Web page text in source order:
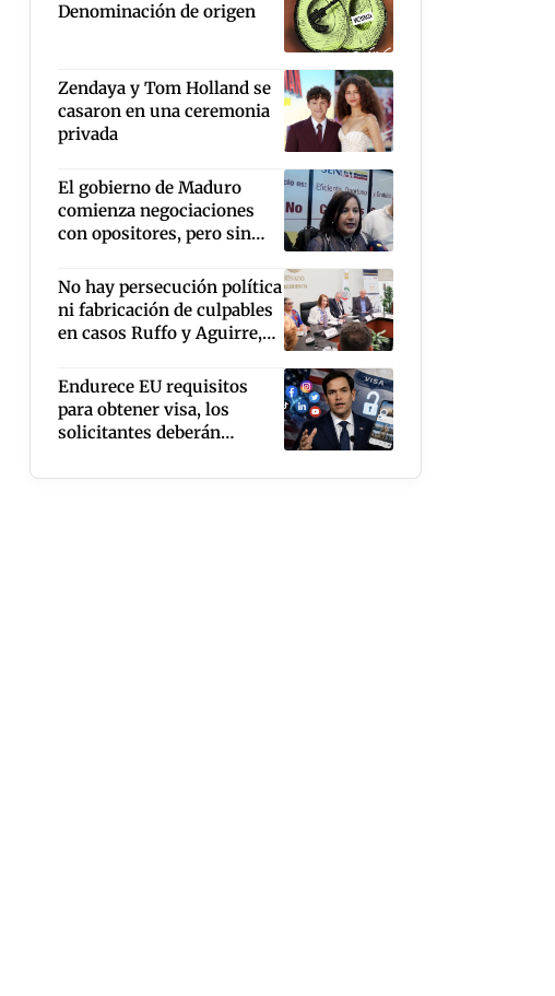
Denominación de origen
Zendaya y Tom Holland se
casaron en una ceremonia
privada
El gobierno de Maduro
comienza negociaciones
con opositores, pero sin
Edmundo González
No hay persecución política
ni fabricación de culpables
en casos Ruffo y Aguirre,
Endurece EU requisitos
para obtener visa, los
solicitantes deberán
público sus redes sociales